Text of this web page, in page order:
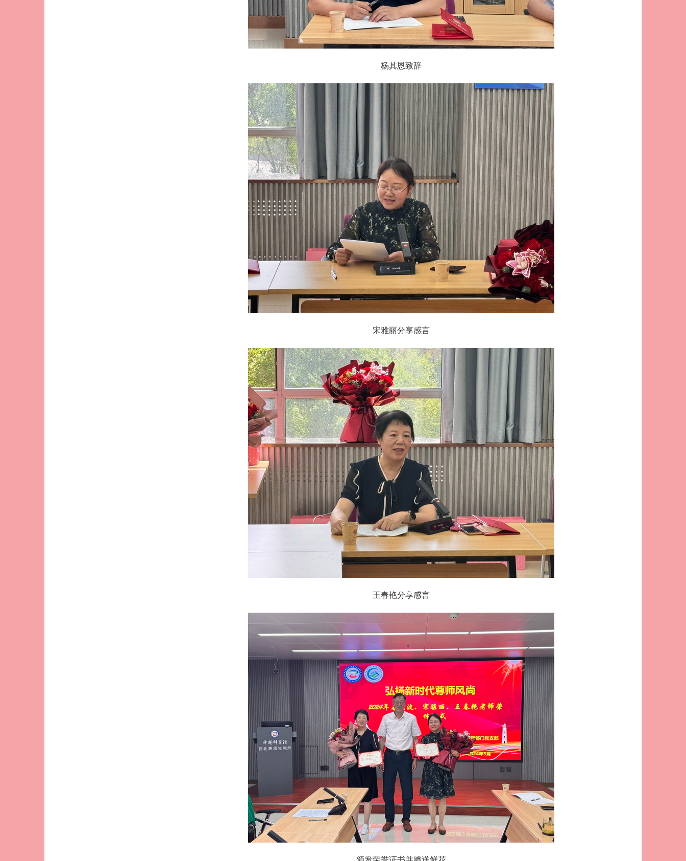
杨其恩致辞
宋雅丽分享感言
王春艳分享感言